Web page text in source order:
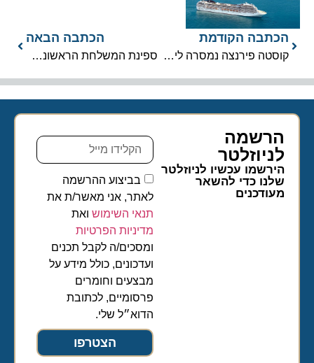
הכתבה הקודמת
קוסטה פירנצה נמסרה לידי חברת קוסטה קרוזס
הכתבה הבאה
ספינת המשלחת הראשונה של ויקינג עוברת לשלב הבנייה הסופי
הרשמה
לניוזלטר​
הירשמו עכשיו לניוזלטר
שלנו כדי להשאר
מעודכנים
בביצוע ההרשמה
לאתר, אני מאשר/ת את
תנאי השימושואת
מדיניות הפרטיות
ומסכים/ה לקבל תכנים
ועדכונים, כולל מידע על
מבצעים וחומרים
פרסומיים, לכתובת
הדוא״ל שלי.
הצטרפו